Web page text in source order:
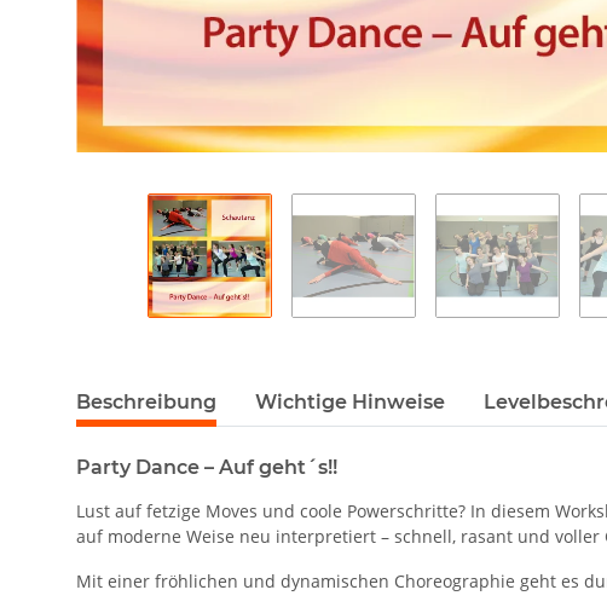
Beschreibung Wichtige Hinweise
Party Dance – Auf geht´s!!
Lust auf fetzige Moves und coole Powerschritte? In diesem
auf moderne Weise neu interpretiert – schnell, rasant und voller
Mit einer fröhlichen und dynamischen Choreographie geht es